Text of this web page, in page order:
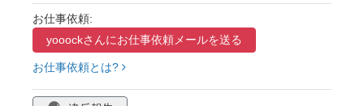
高校生
卒業式 学ラン 第二ボタン 風
そよ風 読書
座る 桜吹雪
お仕事依頼:
yooockさんにお仕事依頼メールを送る
お仕事依頼とは?